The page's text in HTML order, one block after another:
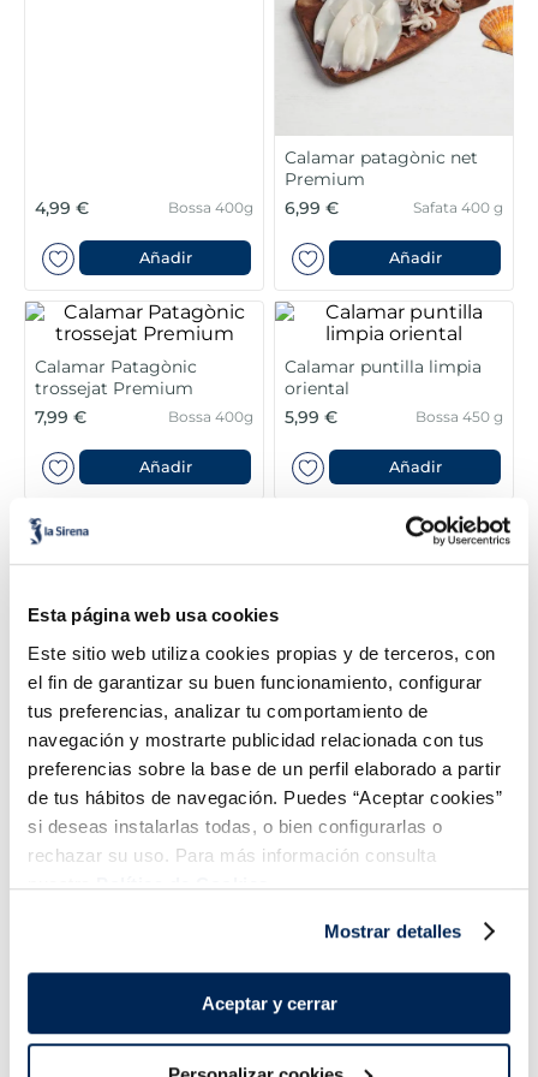
Esta página web usa cookies
Este sitio web utiliza cookies propias y de terceros, con
el fin de garantizar su buen funcionamiento, configurar
tus preferencias, analizar tu comportamiento de
navegación y mostrarte publicidad relacionada con tus
preferencias sobre la base de un perfil elaborado a partir
de tus hábitos de navegación. Puedes “Aceptar cookies”
si deseas instalarlas todas, o bien configurarlas o
rechazar su uso. Para más información consulta
nuestraPolítica de Cookies.
Mostrar detalles
Aceptar y cerrar
4,99 € Bossa 400g
Añadir
Calamar patagònic net
Premium
6,99 €
Safata 400 g
Añadir
Calamar Patagònic
trossejat Premium
7,99 €
Bossa 400g
Añadir
Calamar puntilla limpia
oriental
5,99 €
Bossa 450 g
Añadir
Calamars farcits
Premium
10,99 €
Bossa 450 g
Calamar trossejat
11,99 €
protector
pollo